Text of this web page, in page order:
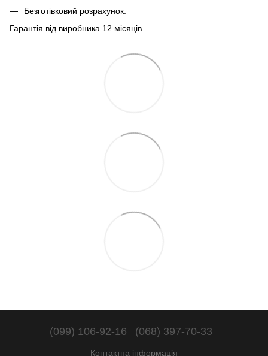
Безготівковий розрахунок.
Гарантія від виробника 12 місяців.
(099) 106-92-16 (068) 397-70-33
Контактна інформація